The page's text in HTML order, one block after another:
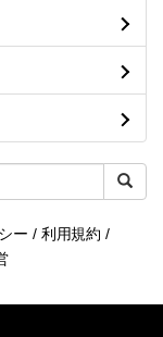
ー / 利用規約 /